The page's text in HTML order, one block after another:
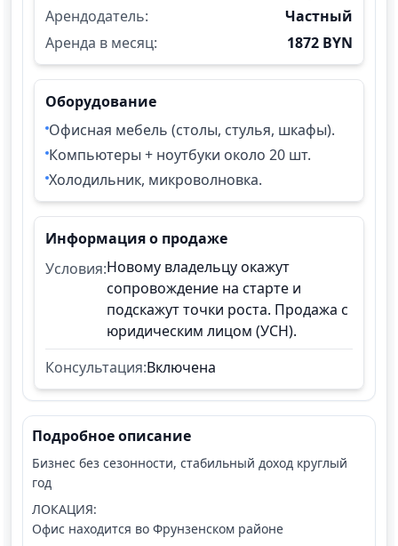
Арендодатель:
Частный
Аренда в месяц:
1872 BYN
Оборудование
Офисная мебель (столы, стулья, шкафы).
Компьютеры + ноутбуки около 20 шт.
Холодильник, микроволновка.
Информация о продаже
Условия:Новому владельцу окажут
сопровождение на старте и
подскажут точки роста. Продажа с
юридическим лицом (УСН).
Консультация:Включена
Подробное описание
Бизнес без сезонности, стабильный доход круглый
год
ЛОКАЦИЯ:
Офис находится во Фрунзенском районе